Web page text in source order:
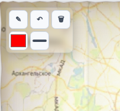
Интерактивная карта
✎ ↶ 🗑